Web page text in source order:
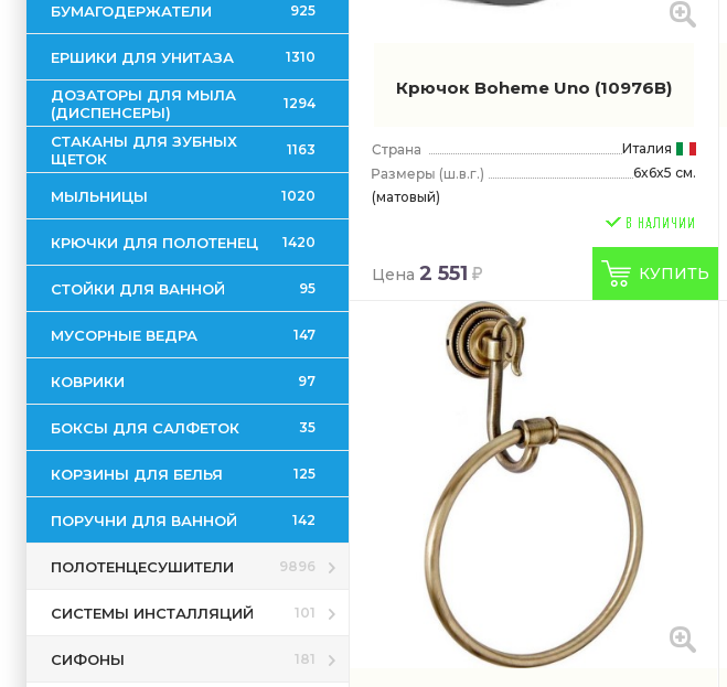
БУМАГОДЕРЖАТЕЛИ 925
ЕРШИКИ ДЛЯ УНИТАЗА 1310
ДОЗАТОРЫ ДЛЯ МЫЛА
(ДИСПЕНСЕРЫ)
1294
СТАКАНЫ ДЛЯ ЗУБНЫХ
ЩЕТОК
1163
МЫЛЬНИЦЫ 1020
КРЮЧКИ ДЛЯ ПОЛОТЕНЕЦ 1420
СТОЙКИ ДЛЯ ВАННОЙ 95
МУСОРНЫЕ ВЕДРА 147
КОВРИКИ 97
БОКСЫ ДЛЯ САЛФЕТОК 35
КОРЗИНЫ ДЛЯ БЕЛЬЯ 125
ПОРУЧНИ ДЛЯ ВАННОЙ 142
ПОЛОТЕНЦЕСУШИТЕЛИ 9896
СИСТЕМЫ ИНСТАЛЛЯЦИЙ 101
СИФОНЫ 181
Крючок Boheme Uno (10976B)
Италия
(ш.в.г.)
6x6x5 см.
(матовый)
Цена 2 551 КУПИТЬ